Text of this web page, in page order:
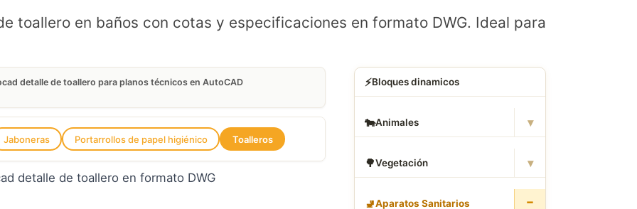
toallero en baños con cotas y especificaciones en formato DWG. Ideal para
detalle de toallero para planos técnicos en AutoCAD
Jaboneras Portarrollos de papel higiénico Toalleros
⚡Bloques dinamicos
🐄Animales ▾
🌳Vegetación ▾
🚽Aparatos Sanitarios −